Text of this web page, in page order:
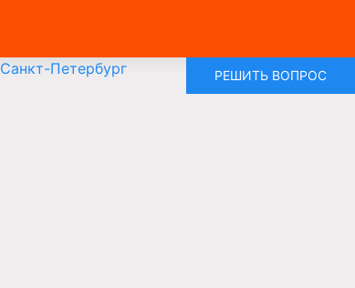
Санкт-Петербург РЕШИТЬ ВОПРОС